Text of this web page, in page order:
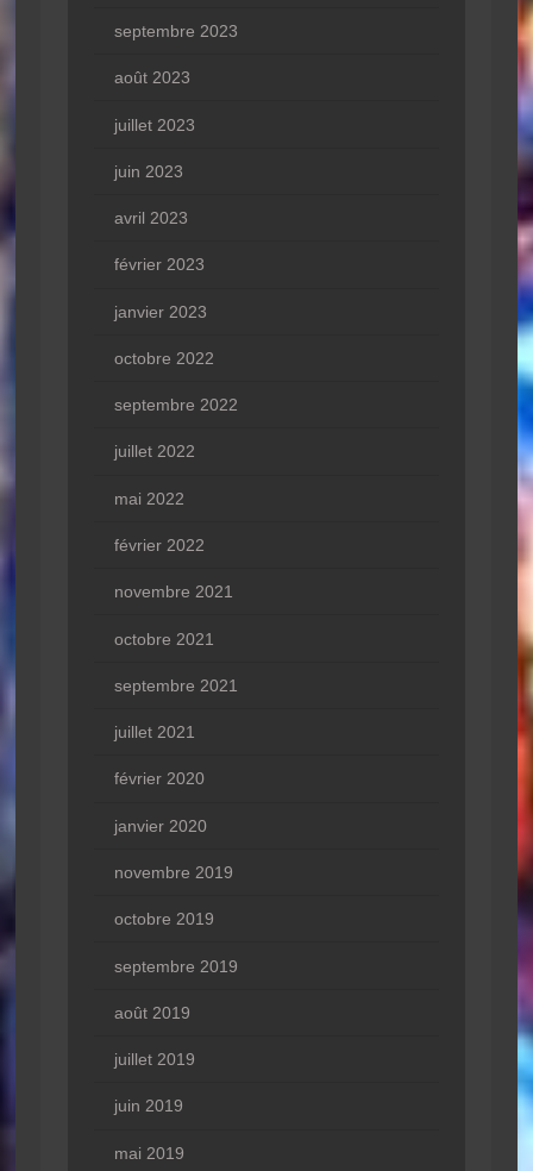
septembre 2023
août 2023
juillet 2023
juin 2023
avril 2023
février 2023
janvier 2023
octobre 2022
septembre 2022
juillet 2022
mai 2022
février 2022
novembre 2021
octobre 2021
septembre 2021
juillet 2021
février 2020
janvier 2020
novembre 2019
octobre 2019
septembre 2019
août 2019
juillet 2019
juin 2019
mai 2019